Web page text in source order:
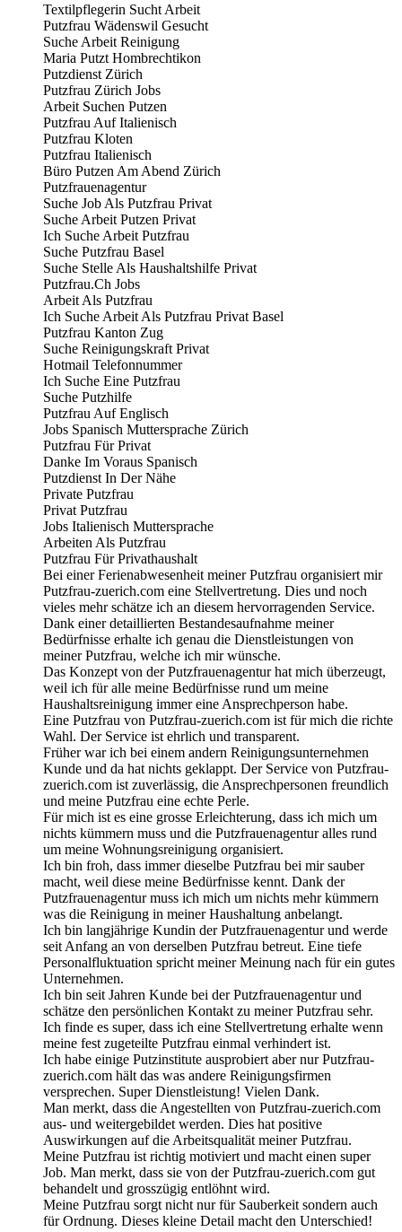
Textilpflegerin Sucht Arbeit
Putzfrau Wädenswil Gesucht
Suche Arbeit Reinigung
Maria Putzt Hombrechtikon
Putzdienst Zürich
Putzfrau Zürich Jobs
Arbeit Suchen Putzen
Putzfrau Auf Italienisch
Putzfrau Kloten
Putzfrau Italienisch
Büro Putzen Am Abend Zürich
Putzfrauenagentur
Suche Job Als Putzfrau Privat
Suche Arbeit Putzen Privat
Ich Suche Arbeit Putzfrau
Suche Putzfrau Basel
Suche Stelle Als Haushaltshilfe Privat
Putzfrau.Ch Jobs
Arbeit Als Putzfrau
Ich Suche Arbeit Als Putzfrau Privat Basel
Putzfrau Kanton Zug
Suche Reinigungskraft Privat
Hotmail Telefonnummer
Ich Suche Eine Putzfrau
Suche Putzhilfe
Putzfrau Auf Englisch
Jobs Spanisch Muttersprache Zürich
Putzfrau Für Privat
Danke Im Voraus Spanisch
Putzdienst In Der Nähe
Private Putzfrau
Privat Putzfrau
Jobs Italienisch Muttersprache
Arbeiten Als Putzfrau
Putzfrau Für Privathaushalt
Bei einer Ferienabwesenheit meiner Putzfrau organisiert mir
Putzfrau-zuerich.com eine Stellvertretung. Dies und noch
vieles mehr schätze ich an diesem hervorragenden Service.
Dank einer detaillierten Bestandesaufnahme meiner
Bedürfnisse erhalte ich genau die Dienstleistungen von
meiner Putzfrau, welche ich mir wünsche.
Das Konzept von der Putzfrauenagentur hat mich überzeugt,
weil ich für alle meine Bedürfnisse rund um meine
Haushaltsreinigung immer eine Ansprechperson habe.
Eine Putzfrau von Putzfrau-zuerich.com ist für mich die richte
Wahl. Der Service ist ehrlich und transparent.
Früher war ich bei einem andern Reinigungsunternehmen
Kunde und da hat nichts geklappt. Der Service von Putzfrau-
zuerich.com ist zuverlässig, die Ansprechpersonen freundlich
und meine Putzfrau eine echte Perle.
Für mich ist es eine grosse Erleichterung, dass ich mich um
nichts kümmern muss und die Putzfrauenagentur alles rund
um meine Wohnungsreinigung organisiert.
Ich bin froh, dass immer dieselbe Putzfrau bei mir sauber
macht, weil diese meine Bedürfnisse kennt. Dank der
Putzfrauenagentur muss ich mich um nichts mehr kümmern
was die Reinigung in meiner Haushaltung anbelangt.
Ich bin langjährige Kundin der Putzfrauenagentur und werde
seit Anfang an von derselben Putzfrau betreut. Eine tiefe
Personalfluktuation spricht meiner Meinung nach für ein gutes
Unternehmen.
Ich bin seit Jahren Kunde bei der Putzfrauenagentur und
schätze den persönlichen Kontakt zu meiner Putzfrau sehr.
Ich finde es super, dass ich eine Stellvertretung erhalte wenn
meine fest zugeteilte Putzfrau einmal verhindert ist.
Ich habe einige Putzinstitute ausprobiert aber nur Putzfrau-
zuerich.com hält das was andere Reinigungsfirmen
versprechen. Super Dienstleistung! Vielen Dank.
Man merkt, dass die Angestellten von Putzfrau-zuerich.com
aus- und weitergebildet werden. Dies hat positive
Auswirkungen auf die Arbeitsqualität meiner Putzfrau.
Meine Putzfrau ist richtig motiviert und macht einen super
Job. Man merkt, dass sie von der Putzfrau-zuerich.com gut
behandelt und grosszügig entlöhnt wird.
Meine Putzfrau sorgt nicht nur für Sauberkeit sondern auch
für Ordnung. Dieses kleine Detail macht den Unterschied!